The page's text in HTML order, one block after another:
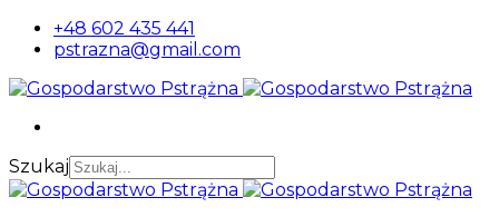
+48 602 435 441
pstrazna@gmail.com
Szukaj